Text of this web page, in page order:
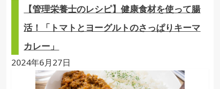
【管理栄養士のレシピ】健康食材を使って腸
活！「トマトとヨーグルトのさっぱりキーマ
カレー」
2024年6月27日